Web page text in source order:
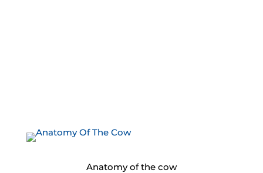
Anatomy of the cow